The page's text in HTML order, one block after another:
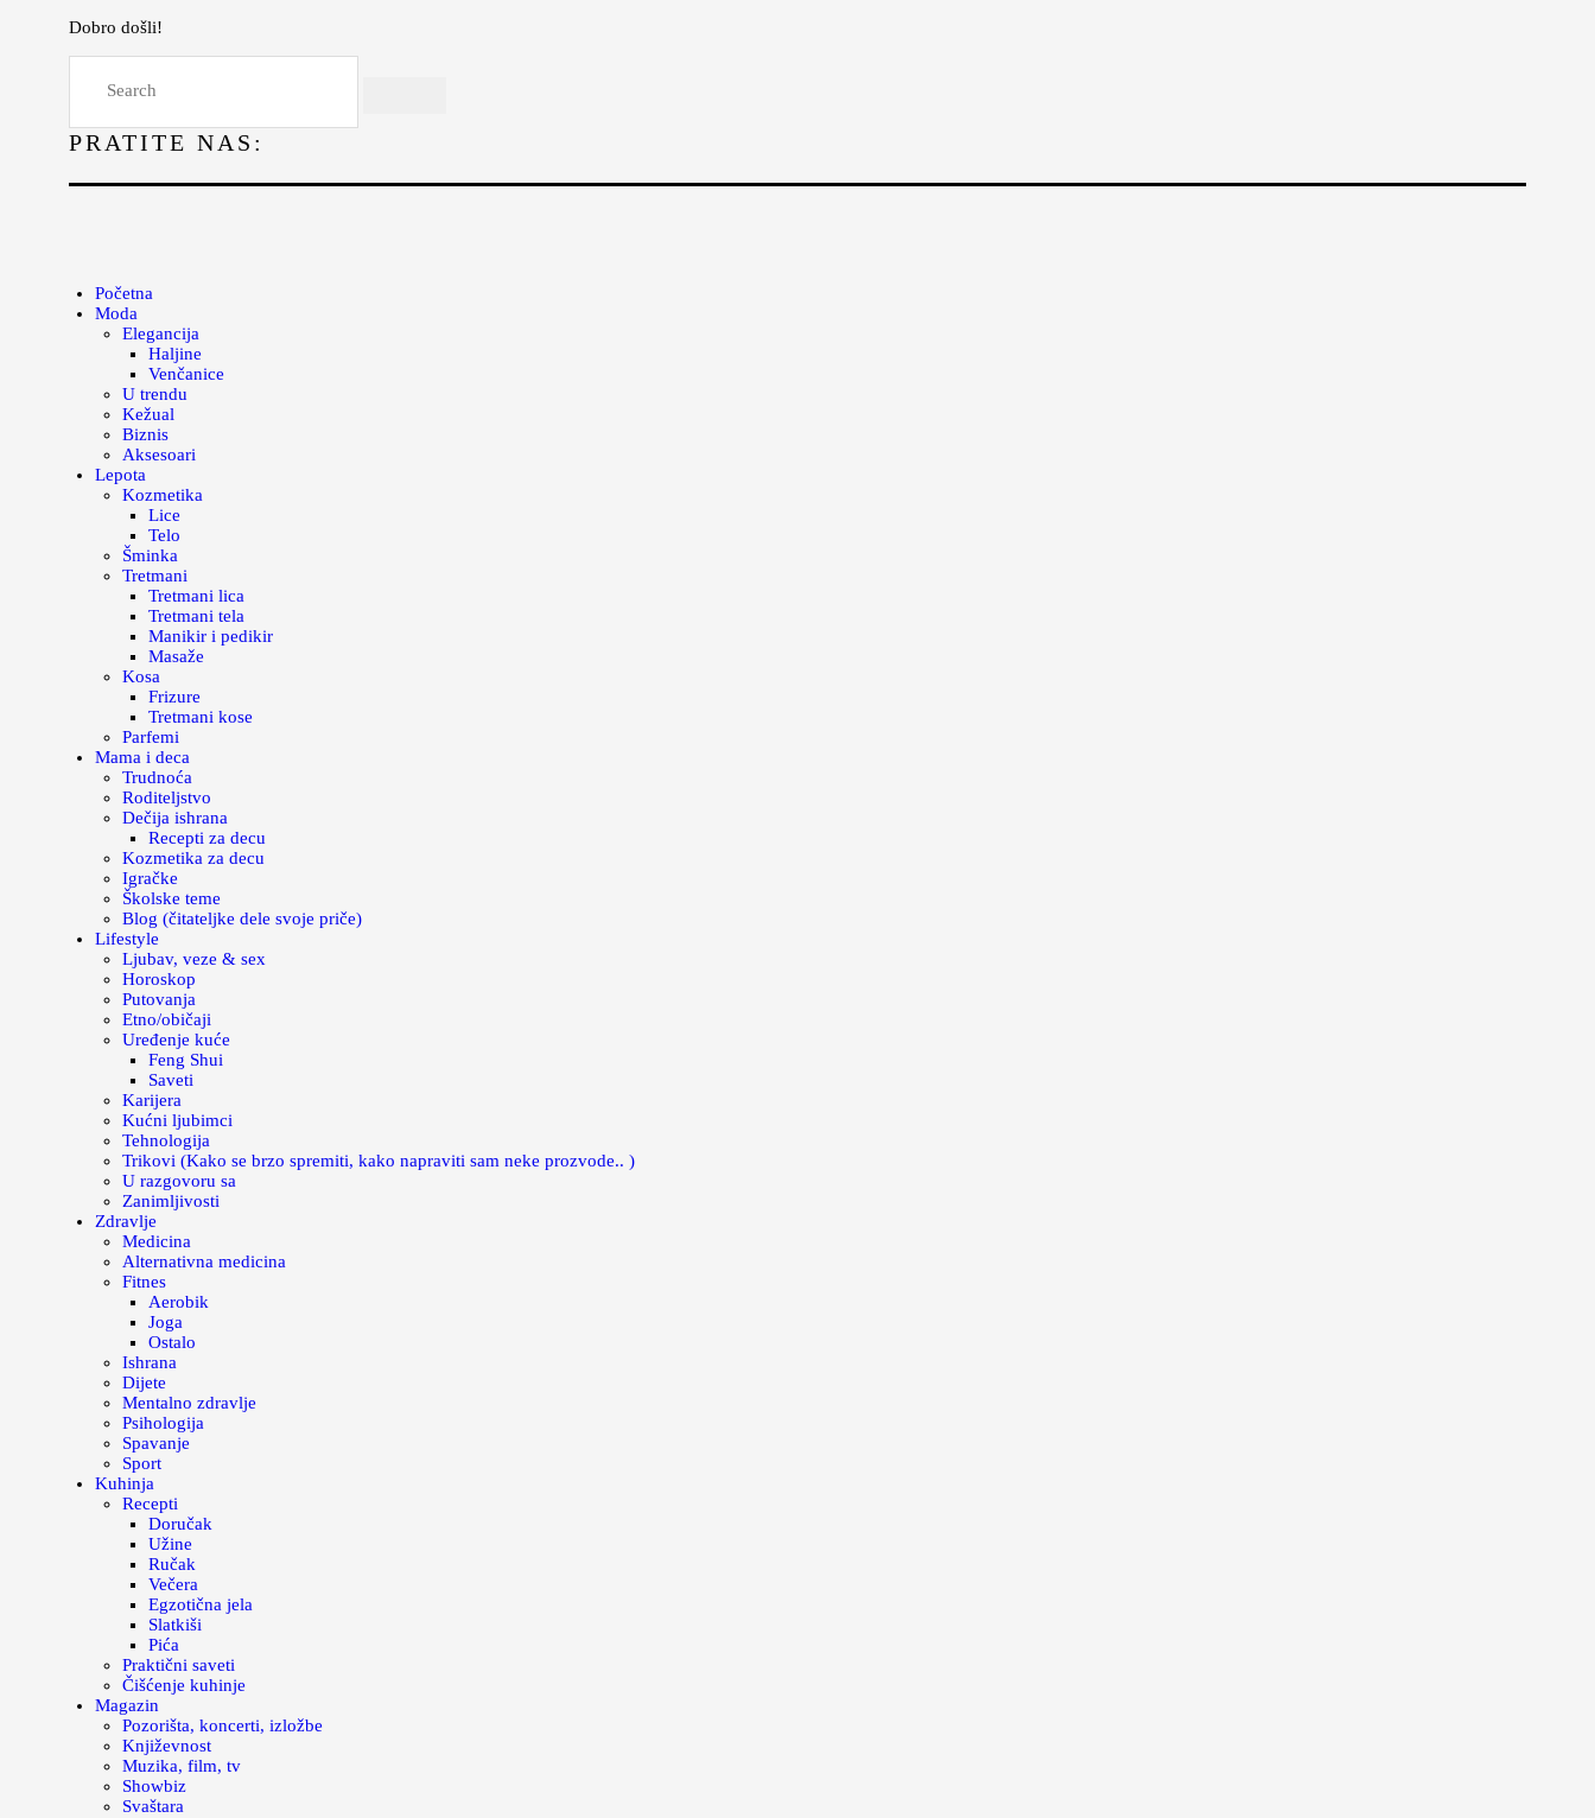
Dobro došli!
PRATITE NAS:
Početna
Moda
Elegancija
Haljine
Venčanice
U trendu
Kežual
Biznis
Aksesoari
Lepota
Kozmetika
Lice
Telo
Šminka
Tretmani
Tretmani lica
Tretmani tela
Manikir i pedikir
Masaže
Kosa
Frizure
Tretmani kose
Parfemi
Mama i deca
Trudnoća
Roditeljstvo
Dečija ishrana
Recepti za decu
Kozmetika za decu
Igračke
Školske teme
Blog (čitateljke dele svoje priče)
Lifestyle
Ljubav, veze & sex
Horoskop
Putovanja
Etno/običaji
Uređenje kuće
Feng Shui
Saveti
Karijera
Kućni ljubimci
Tehnologija
Trikovi (Kako se brzo spremiti, kako napraviti sam neke prozvode.. )
U razgovoru sa
Zanimljivosti
Zdravlje
Medicina
Alternativna medicina
Fitnes
Aerobik
Joga
Ostalo
Ishrana
Dijete
Mentalno zdravlje
Psihologija
Spavanje
Sport
Kuhinja
Recepti
Doručak
Užine
Ručak
Večera
Egzotična jela
Slatkiši
Pića
Praktični saveti
Čišćenje kuhinje
Magazin
Pozorišta, koncerti, izložbe
Književnost
Muzika, film, tv
Showbiz
Svaštara
Lepota
Kuhinja
Magazin